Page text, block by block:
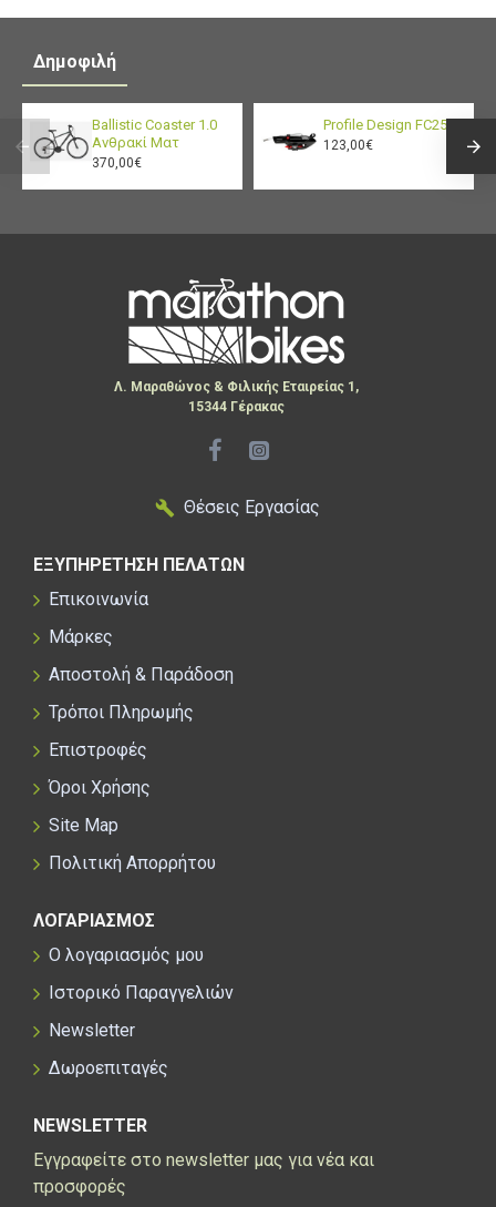
Δημοφιλή
Ballistic Coaster 1.0
Ανθρακί Ματ
370,00€
Profile Design FC25
123,00€
Λ. Μαραθώνος & Φιλικής Εταιρείας 1,
15344 Γέρακας
Θέσεις Εργασίας
ΕΞΥΠΗΡΕΤΗΣΗ ΠΕΛΑΤΩΝ
Επικοινωνία
Μάρκες
Αποστολή & Παράδοση
Τρόποι Πληρωμής
Επιστροφές
Όροι Χρήσης
Site Map
Πολιτική Απορρήτου
ΛΟΓΑΡΙΑΣΜΟΣ
Ο λογαριασμός μου
Ιστορικό Παραγγελιών
Newsletter
Δωροεπιταγές
NEWSLETTER
Εγγραφείτε στο newsletter μας για νέα και
προσφορές